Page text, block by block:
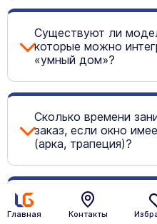
Существуют ли
которые можно
«умный дом»?
Сколько времени
заказ, если окно
(арка, трапеция)?
Обеспечивают ли
например, если
Главная Контакты